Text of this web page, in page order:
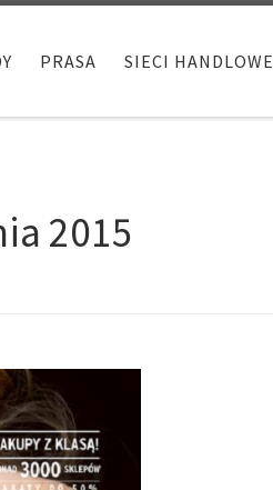
PRASA SIECI HANDLOWE
2015